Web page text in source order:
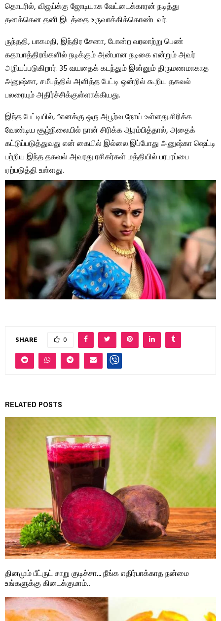
தொடரில், விஜய்க்கு ஜோடியாக வேட்டைக்காரன் நடித்து
தனக்கென தனி இடத்தை உருவாக்கிக்கொண்டவர்.
ருந்ததி, பாகமதி, இந்திர சேனா, போன்ற வரலாற்று பெண்
கதாபாத்திரங்களில் நடிக்கும் அன்பான நடிகை என்றும் அவர்
அறியப்படுகிறார். 35 வயதைக் கடந்தும் இன்னும் திருமணமாகாத
அனுஷ்கா, சமீபத்தில் அளித்த பேட்டி ஒன்றில் கூறிய தகவல்
பலரையும் அதிர்ச்சிக்குள்ளாக்கியது.
இந்த பேட்டியில், “எனக்கு ஒரு அபூர்வ நோய் உள்ளது.சிரிக்க
வேண்டிய சூழ்நிலையில் நான் சிரிக்க ஆரம்பித்தால், அதைக்
கட்டுப்படுத்துவது என் கையில் இல்லை.இப்போது அனுஷ்கா ஷெட்டி
பற்றிய இந்த தகவல் அவரது ரசிகர்கள் மத்தியில் பரபரப்பை
ஏற்படுத்தி உள்ளது.
SHARE 0
RELATED POSTS
தினமும் பீட்ருட் சாறு குடிச்சா… நீங்க எதிர்பாக்காத நன்மை
உங்களுக்கு கிடைக்குமாம்..